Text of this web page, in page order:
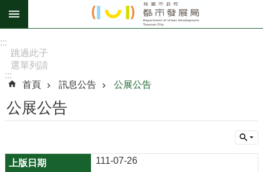
跳到主要內容區塊
階
搜
尋
公
:::
跳過此子
選單列請
[Enter]，
繼續則按
[Tab]
:::
首頁
訊息公告 公展公告
公展公告
111-07-26